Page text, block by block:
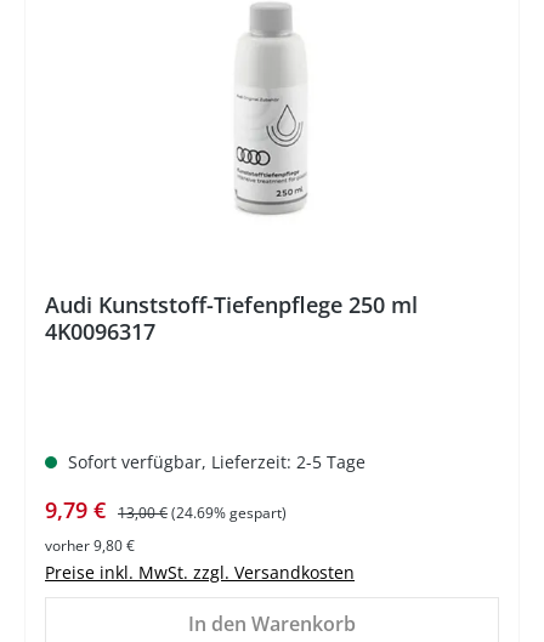
Audi Kunststoff-Tiefenpflege 250 ml
4K0096317
Sofort verfügbar, Lieferzeit: 2-5 Tage
Verkaufspreis:
9,79 € Regulärer Preis:
13,00 €(24.69% gespart)
vorher 9,80 €
Preise inkl. MwSt. zzgl. Versandkosten
In den Warenkorb